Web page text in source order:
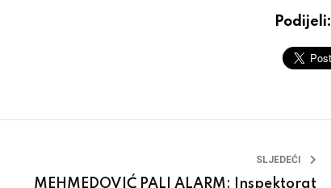
Podijeli:
SLJEDEĆI
MEHMEDOVIĆ PALI ALARM: Inspektorat